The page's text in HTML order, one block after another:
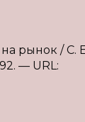
рынок / С.
— URL: